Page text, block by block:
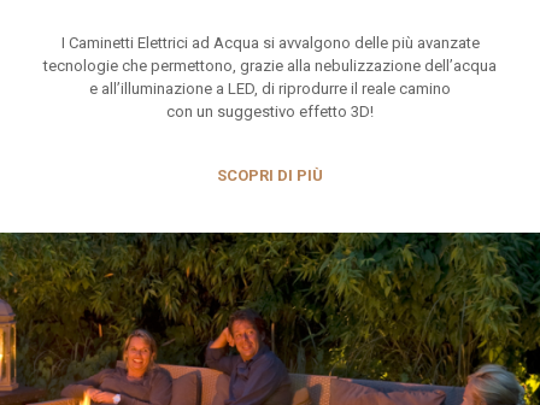
I Caminetti Elettrici ad Acqua si avvalgono delle più avanzate
tecnologie che permettono, grazie alla nebulizzazione dell’acqua
e all’illuminazione a LED, di riprodurre il reale camino
con un suggestivo effetto 3D!
SCOPRI DI PIÙ